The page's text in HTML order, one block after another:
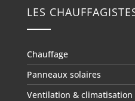
LES
Chauffage
Panneaux solaires
Ventilation & climatisation